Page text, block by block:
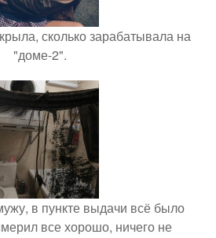
сколько зарабатывала на
"доме-2".
в пункте выдачи всё было
все хорошо, ничего не